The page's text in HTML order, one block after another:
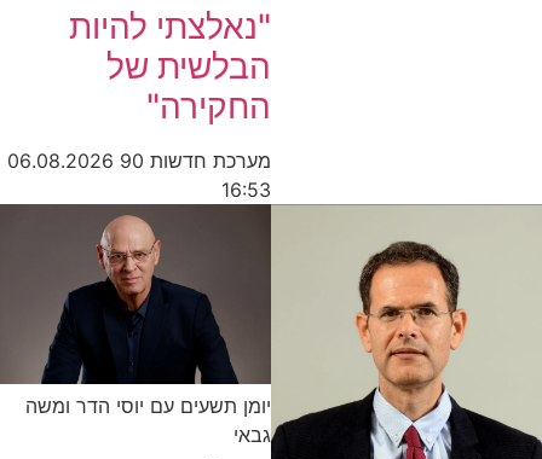
"נאלצתי להיות
הבלשית של
החקירה"
מערכת חדשות 90
06.08.2026
16:53
יומן תשעים עם יוסי הדר ומשה
גבאי